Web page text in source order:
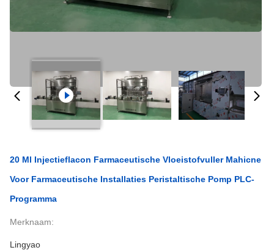
20 Ml Injectieflacon Farmaceutische Vloeistofvuller Mahicne
Voor Farmaceutische Installaties Peristaltische Pomp PLC-
Programma
Merknaam:
Lingyao